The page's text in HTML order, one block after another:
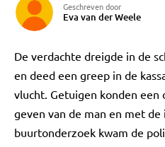
Geschreven door
Eva van der Weele
De verdachte dreigde in de
en deed een greep in de
vlucht. Getuigen konden
geven van de man en met
buurtonderzoek kwam de